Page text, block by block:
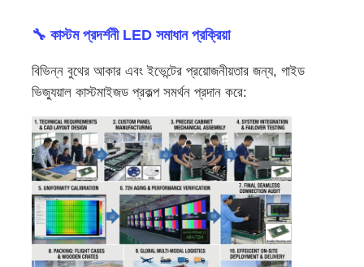
🔧 কাস্টম প্রদর্শনী LED সমাধান প্রক্রিয়া
বিভিন্ন বুথের আকার এবং ইভেন্টের প্রয়োজনীয়তার জন্য, গাইড
ভিজ্যুয়াল কাস্টমাইজড প্রকল্প সমর্থন প্রদান করে: